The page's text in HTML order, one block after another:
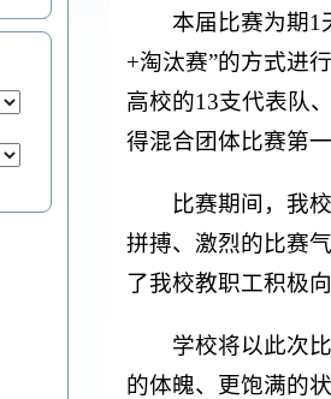
本届比赛为期1
+淘汰赛”的方式进
高校的13支代表队
得混合团体比赛第
比赛期间，我
拼搏、激烈的比赛
了我校教职工积极
学校将以此次
的体魄、更饱满的